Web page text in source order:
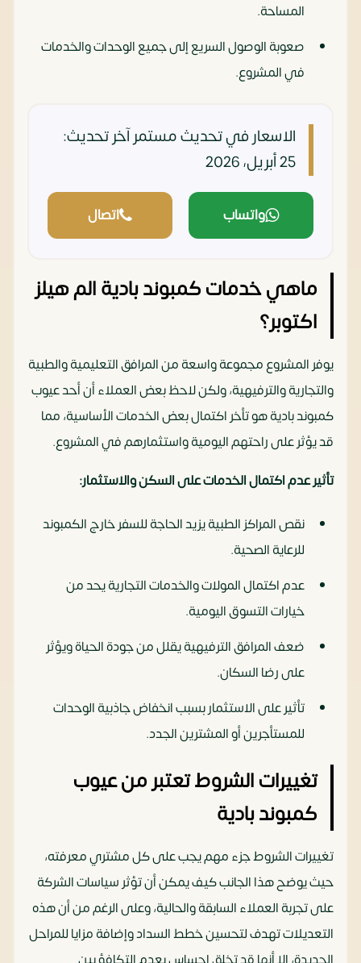
المساحة.
صعوبة الوصول السريع إلى جميع الوحدات والخدمات
في المشروع.
الاسعار في تحديث مستمرآخر تحديث:
25 أبريل، 2026
واتساب اتصال
ماهي خدمات كمبوند بادية الم هيلز
اكتوبر؟
يوفر المشروع مجموعة واسعة من المرافق التعليمية والطبية
والتجارية والترفيهية، ولكن لاحظ بعض العملاء أن أحد عيوب
كمبوند بادية هو تأخر اكتمال بعض الخدمات الأساسية، مما
قد يؤثر على راحتهم اليومية واستثمارهم في المشروع.
تأثير عدم اكتمال الخدمات على السكن والاستثمار:
نقص المراكز الطبية يزيد الحاجة للسفر خارج الكمبوند
للرعاية الصحية.
عدم اكتمال المولات والخدمات التجارية يحد من
خيارات التسوق اليومية.
ضعف المرافق الترفيهية يقلل من جودة الحياة ويؤثر
على رضا السكان.
تأثير على الاستثمار بسبب انخفاض جاذبية الوحدات
للمستأجرين أو المشترين الجدد.
تغييرات الشروط تعتبر من عيوب
كمبوند بادية
تغييرات الشروط جزء مهم يجب على كل مشتري معرفته،
حيث يوضح هذا الجانب كيف يمكن أن تؤثر سياسات الشركة
على تجربة العملاء السابقة والحالية، وعلى الرغم من أن هذه
التعديلات تهدف لتحسين خطط السداد وإضافة مزايا للمراحل